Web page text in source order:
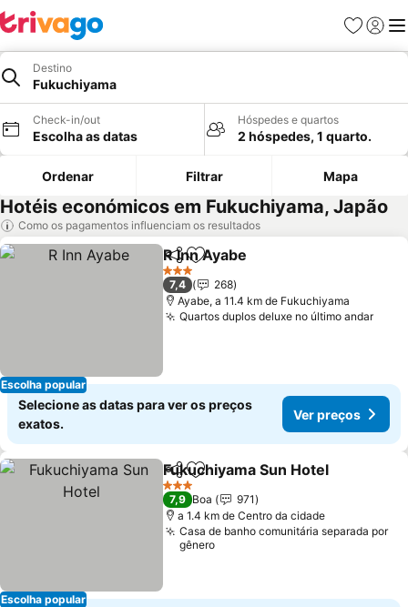
Favoritos
Iniciar
Destino
Fukuchiyama
Check-in/out
Escolha as datas
Hóspedes e quartos
2 hóspedes, 1 quarto.
Ordenar Filtrar Mapa
Hotéis económicos em Fukuchiyama, Japão
Como os pagamentos influenciam os resultados
Escolha popular
PartilharAdicionar aos favoritos
R Inn Ayabe
3 Estrelas
7,4
268
Ayabe, a 11.4 km de Fukuchiyama
Quartos duplos deluxe no último andar
Selecione as datas para ver os preços
exatos.
Ver preços
Escolha popular
PartilharAdicionar aos favoritos
Fukuchiyama Sun Hotel
3 Estrelas
7,9 Boa
971
a 1.4 km de Centro da cidade
Casa de banho comunitária separada por
gênero